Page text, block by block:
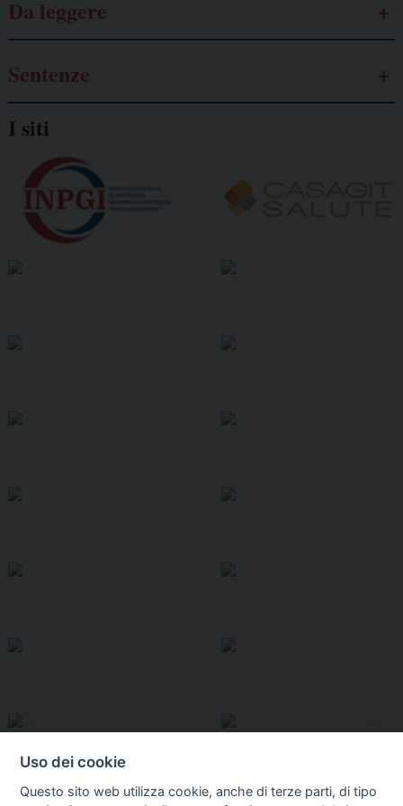
Da leggere
Sentenze
I siti
Uso dei cookie
Questo sito web utilizza cookie, anche di terze parti, di tipo